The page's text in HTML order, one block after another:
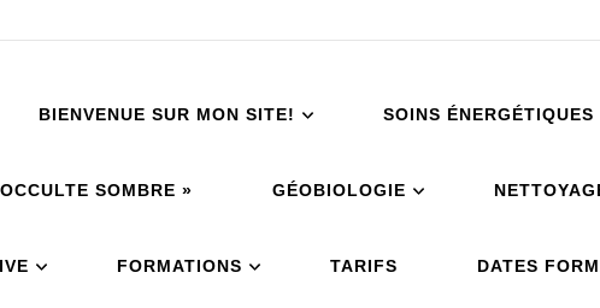
BIENVENUE SUR MON SITE! SOINS ÉNERGÉTIQUES
SOMBRE » GÉOBIOLOGIE
FORMATIONS TARIFS DATES